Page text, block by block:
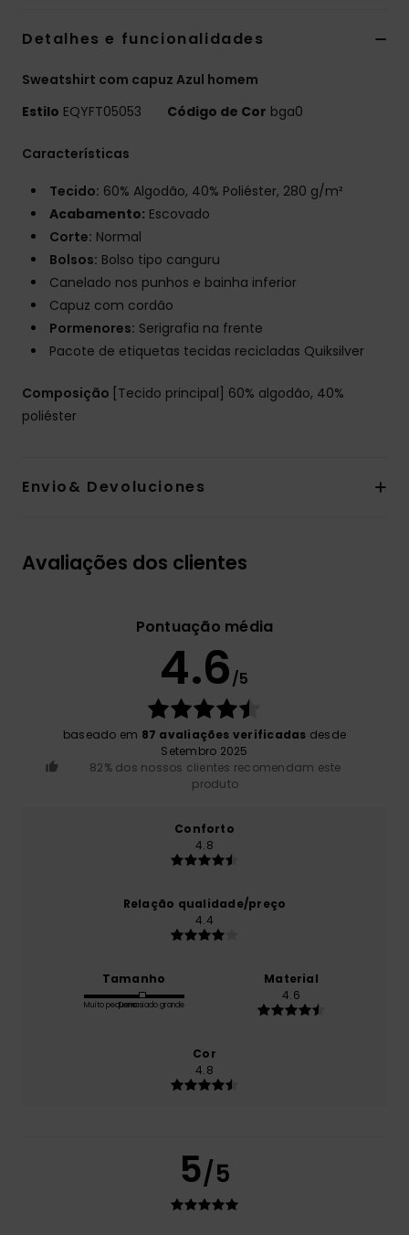
Detalhes e funcionalidades
Sweatshirt com capuz Azul homem
Estilo EQYFT05053 Código de Cor bga0
Características
Tecido: 60% Algodão, 40% Poliéster, 280 g/m²
Acabamento: Escovado
Corte: Normal
Bolsos: Bolso tipo canguru
Canelado nos punhos e bainha inferior
Capuz com cordão
Pormenores: Serigrafia na frente
Pacote de etiquetas tecidas recicladas Quiksilver
Composição [Tecido principal] 60% algodão, 40%
poliéster
Envio& Devoluciones
Avaliações dos clientes
Pontuação média
4.6/5
baseado em 87 avaliações verificadas desde
Setembro 2025
82% dos nossos clientes recomendam este
produto
Conforto
4.8
Relação qualidade/preço
4.4
Tamanho
Muito pequenoDemasiado grande
Material
4.6
Cor
4.8
5/5